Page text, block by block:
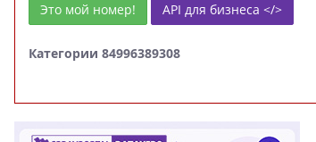
Это мой номер! API для бизнеса </>
Категории 84996389308